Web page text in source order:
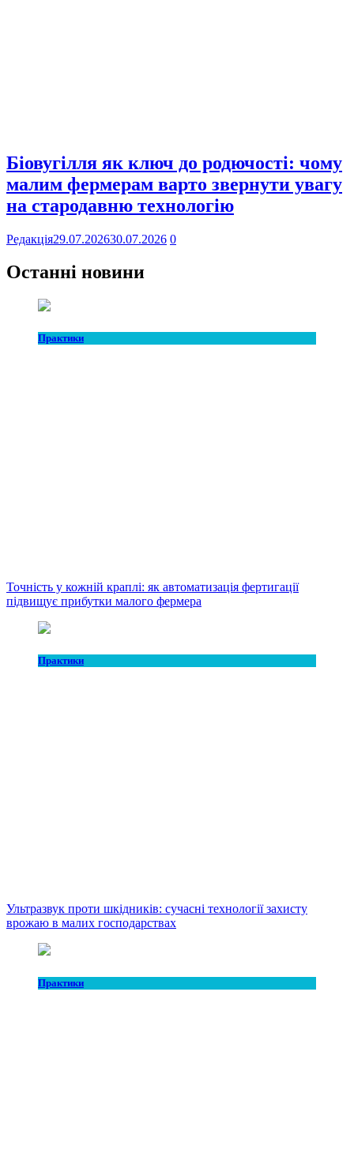
Біовугілля як ключ до родючості: чому
малим фермерам варто звернути увагу
на стародавню технологію
Редакція29.07.202630.07.2026 0
Останні новини
Практики
Точність у кожній краплі: як автоматизація фертигації
підвищує прибутки малого фермера
Практики
Ультразвук проти шкідників: сучасні технології захисту
врожаю в малих господарствах
Практики